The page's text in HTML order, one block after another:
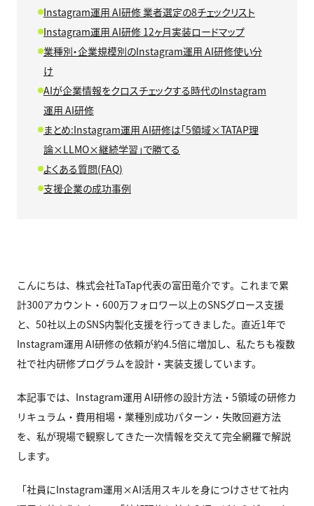
Instagram運用 AI研修 業者選定の8チェックリスト
Instagram運用 AI研修 12ヶ月実装ロードマップ
業種別・企業規模別のInstagram運用 AI研修使い分
け
AIが企業情報をクロスチェックする時代のInstagram
運用 AI研修
まとめ:Instagram運用 AI研修は「5領域×TATAP理
論×LLMO×継続学習」で勝てる
よくある質問(FAQ)
支援企業の成功事例
こんにちは、株式会社TaTap代表の富田竜介です。これまで累
計300アカウント・600万フォロワー以上のSNSグロース支援
と、50社以上のSNS内製化支援を行ってきました。直近1年で
Instagram運用 AI研修の依頼が約4.5倍に増加し、私たちも複数
社で社内研修プログラムを設計・実装支援しています。
本記事では、Instagram運用 AI研修の設計方法・5領域の研修カ
リキュラム・費用相場・業種別成功パターン・失敗回避方法
を、私が現場で観察してきた一次情報を交えて完全網羅で解説
します。
「社員にInstagram運用×AI活用スキルを身につけさせて社内